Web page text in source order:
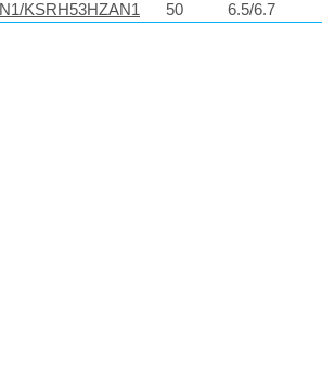
KSRH53HZAN1
50 6.5/6.7